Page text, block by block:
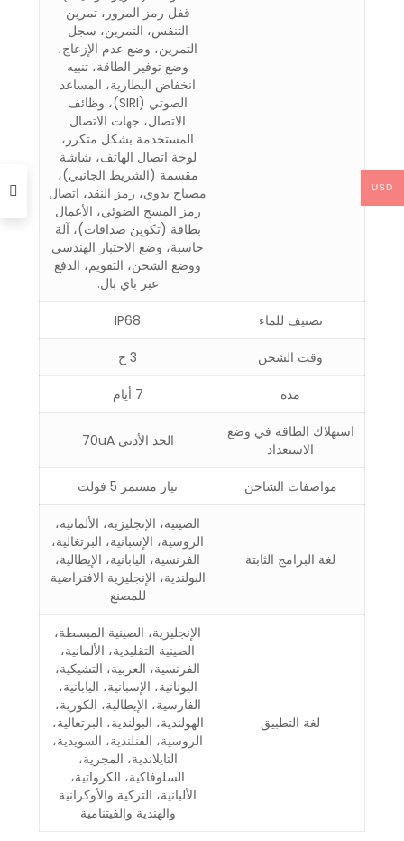
قفل رمز المرور، تمرين
التنفس، التمرين، سجل
التمرين، وضع عدم الإزعاج،
وضع توفير الطاقة، تنبيه
انخفاض البطارية، المساعد
الصوتي (SIRI)، وظائف
الاتصال، جهات الاتصال
المستخدمة بشكل متكرر،
لوحة اتصال الهاتف، شاشة
مقسمة (الشريط الجانبي)،
مصباح يدوي، رمز النقد، اتصال
رمز المسح الضوئي، الأعمال
بطاقة (تكوين صداقات)، آلة
حاسبة، وضع الاختبار الهندسي
ووضع الشحن، التقويم، الدفع
عبر باي بال.
تصنيف للماء IP68
وقت الشحن 3 ح
مدة 7 أيام
استهلاك الطاقة في وضع
الاستعداد
الحد الأدنى 70uA
مواصفات الشاحن تيار مستمر 5 فولت
لغة البرامج الثابتة
الصينية، الإنجليزية، الألمانية،
الروسية، الإسبانية، البرتغالية،
الفرنسية، اليابانية، الإيطالية،
البولندية، الإنجليزية الافتراضية
للمصنع
لغة التطبيق
الإنجليزية، الصينية المبسطة،
الصينية التقليدية، الألمانية،
الفرنسية، العربية، التشيكية،
اليونانية، الإسبانية، اليابانية،
الفارسية، الإيطالية، الكورية،
الهولندية، البولندية، البرتغالية،
الروسية، الفنلندية، السويدية،
التايلاندية، المجرية،
السلوفاكية، الكرواتية،
الألبانية، التركية والأوكرانية
والهندية والفيتنامية
USD